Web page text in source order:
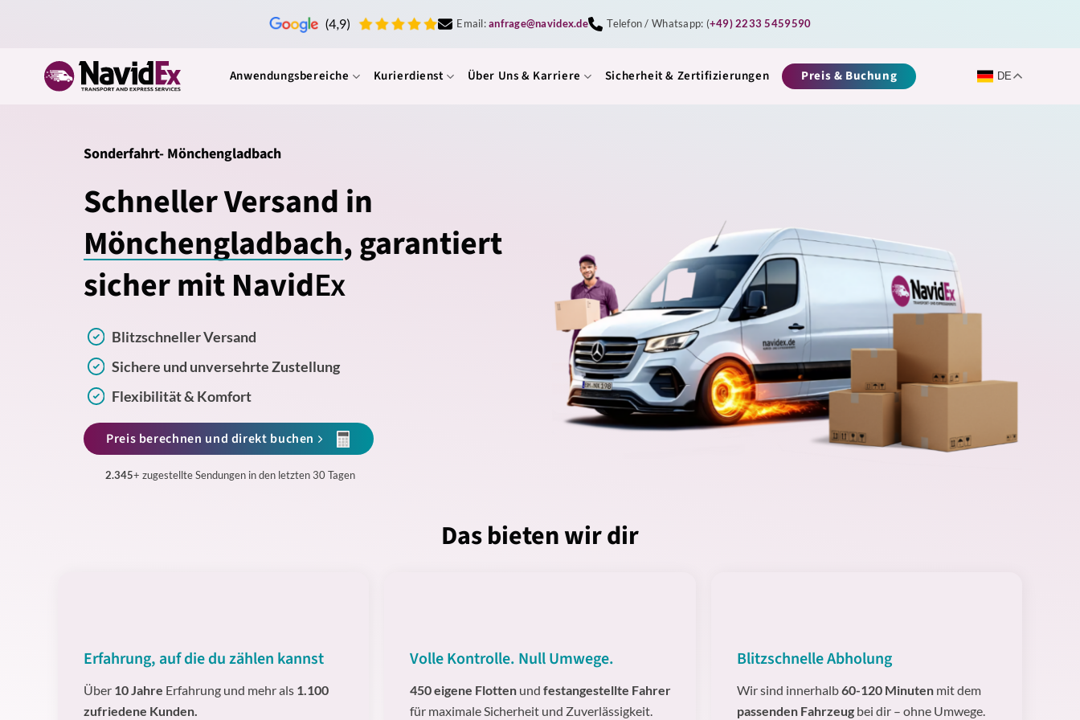
Email:anfrage@navidex.de Telefon / Whatsapp: (+49) 2233 5459590
Anwendungsbereiche Kurierdienst Über Uns & Karriere Sicherheit & Zertifizierungen Preis & Buchung DE
Sonderfahrt- Mönchengladbach
Schneller Versand in
Mönchengladbach, garantiert
sicher mit NavidEx
Blitzschneller Versand
Sichere und unversehrte Zustellung
Flexibilität & Komfort
Preis berechnen und direkt buchen
2.345+ zugestellte Sendungen in den letzten 30 Tagen
Das bieten wir dir
Erfahrung, auf die du zählen kannst
Über 10 Jahre Erfahrung und mehr als 1.100
zufriedene Kunden.
Volle Kontrolle. Null Umwege.
450 eigene Flotten undfestangestellte Fahrer
für maximale Sicherheit und Zuverlässigkeit.
Blitzschnelle Abholung
Wir sind innerhalb60-120 Minutenmit dem
passenden Fahrzeugbei dir – ohne Umwege.